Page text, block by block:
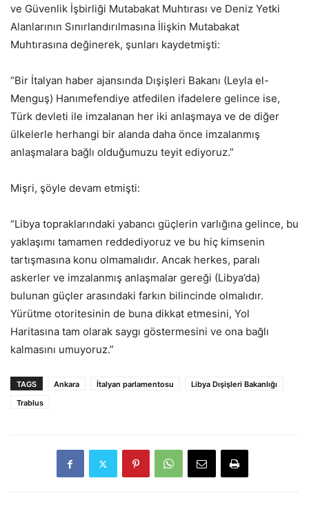
ve Güvenlik İşbirliği Mutabakat Muhtırası ve Deniz Yetki
Alanlarının Sınırlandırılmasına İlişkin Mutabakat
Muhtırasına değinerek, şunları kaydetmişti:
“Bir İtalyan haber ajansında Dışişleri Bakanı (Leyla el-
Menguş) Hanımefendiye atfedilen ifadelere gelince ise,
Türk devleti ile imzalanan her iki anlaşmaya ve de diğer
ülkelerle herhangi bir alanda daha önce imzalanmış
anlaşmalara bağlı olduğumuzu teyit ediyoruz.”
Mişri, şöyle devam etmişti:
“Libya topraklarındaki yabancı güçlerin varlığına gelince, bu
yaklaşımı tamamen reddediyoruz ve bu hiç kimsenin
tartışmasına konu olmamalıdır. Ancak herkes, paralı
askerler ve imzalanmış anlaşmalar gereği (Libya’da)
bulunan güçler arasındaki farkın bilincinde olmalıdır.
Yürütme otoritesinin de buna dikkat etmesini, Yol
Haritasına tam olarak saygı göstermesini ve ona bağlı
kalmasını umuyoruz.”
TAGS Ankara İtalyan parlamentosu
Libya Dışişleri Bakanlığı
Trablus